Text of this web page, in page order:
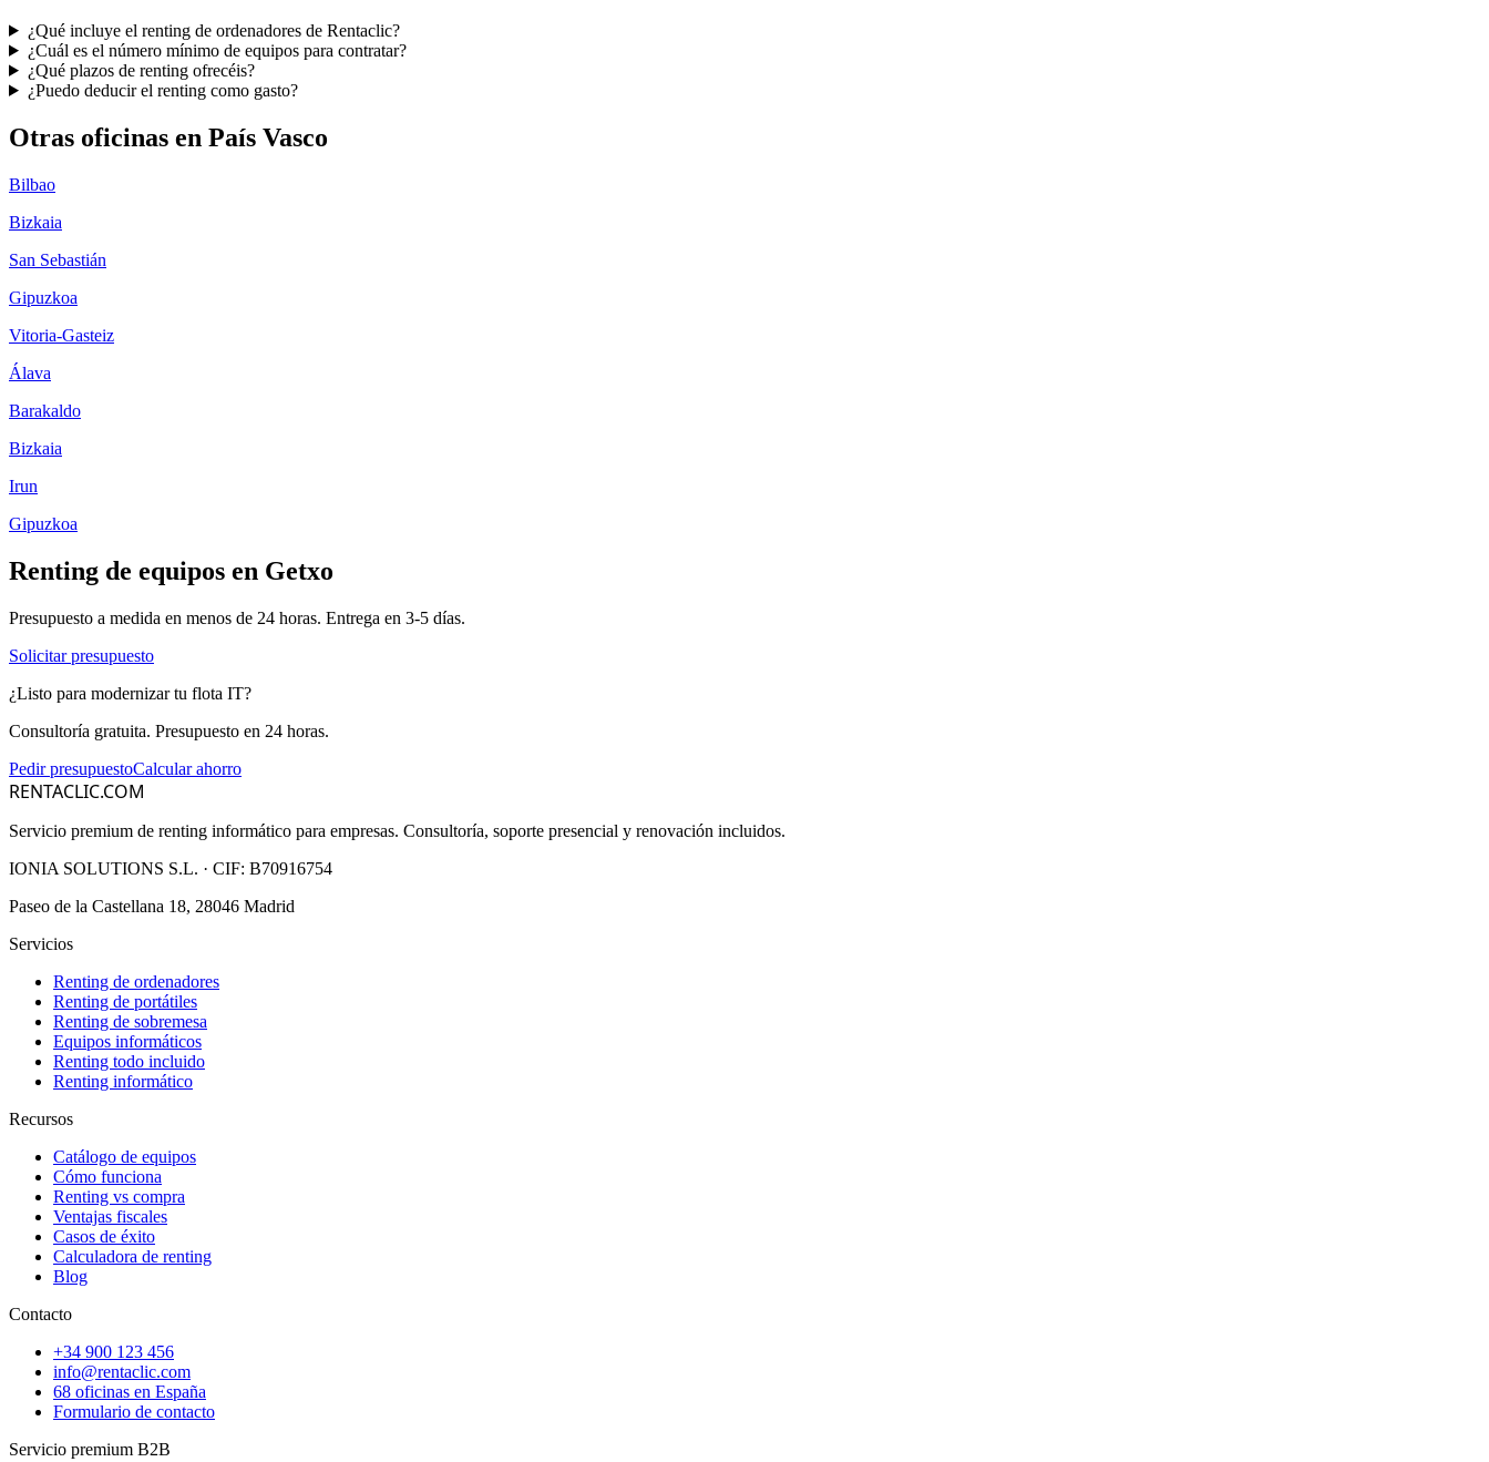
¿Qué incluye el renting de ordenadores de Rentaclic?
¿Cuál es el número mínimo de equipos para contratar?
¿Qué plazos de renting ofrecéis?
¿Puedo deducir el renting como gasto?
Otras oficinas en País Vasco
Bilbao
Bizkaia
San Sebastián
Gipuzkoa
Vitoria-Gasteiz
Álava
Barakaldo
Bizkaia
Irun
Gipuzkoa
Renting de equipos en Getxo
Presupuesto a medida en menos de 24 horas. Entrega en 3-5 días.
Solicitar presupuesto
¿Listo para modernizar tu flota IT?
Consultoría gratuita. Presupuesto en 24 horas.
Pedir presupuestoCalcular ahorro
RENTACLIC.COM
Servicio premium de renting informático para empresas. Consultoría, soporte presencial y renovación incluidos.
IONIA SOLUTIONS S.L. · CIF: B70916754
Paseo de la Castellana 18, 28046 Madrid
Servicios
Renting de ordenadores
Renting de portátiles
Renting de sobremesa
Equipos informáticos
Renting todo incluido
Renting informático
Recursos
Catálogo de equipos
Cómo funciona
Renting vs compra
Ventajas fiscales
Casos de éxito
Calculadora de renting
Blog
Contacto
+34 900 123 456
info@rentaclic.com
68 oficinas en España
Formulario de contacto
Servicio premium B2B